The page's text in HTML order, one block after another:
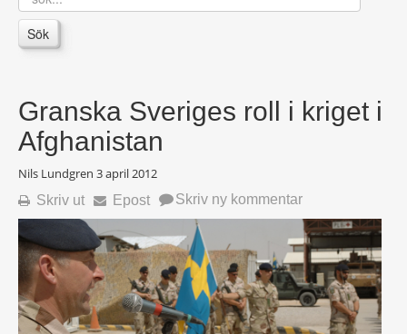
Sök
Granska Sveriges roll i kriget i
Afghanistan
Nils Lundgren 3 april 2012
Skriv ut Epost Skriv ny kommentar